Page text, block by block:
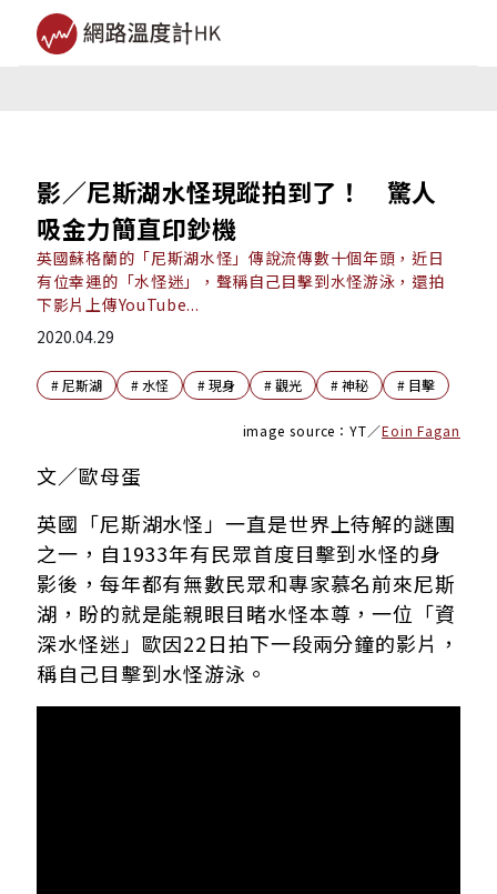
影／尼斯湖水怪現蹤拍到了！ 驚人
吸金力簡直印鈔機
英國蘇格蘭的「尼斯湖水怪」傳說流傳數十個年頭，近日
有位幸運的「水怪迷」，聲稱自己目擊到水怪游泳，還拍
下影片上傳YouTube...
2020.04.29
# 尼斯湖 # 水怪 #現身 #觀光 #神秘 # 目擊
image source：YT／Eoin Fagan
文／歐母蛋
英國「尼斯湖水怪」一直是世界上待解的謎團
之一，自1933年有民眾首度目擊到水怪的身
影後，每年都有無數民眾和專家慕名前來尼斯
湖，盼的就是能親眼目睹水怪本尊，一位「資
深水怪迷」歐因22日拍下一段兩分鐘的影片，
稱自己目擊到水怪游泳。